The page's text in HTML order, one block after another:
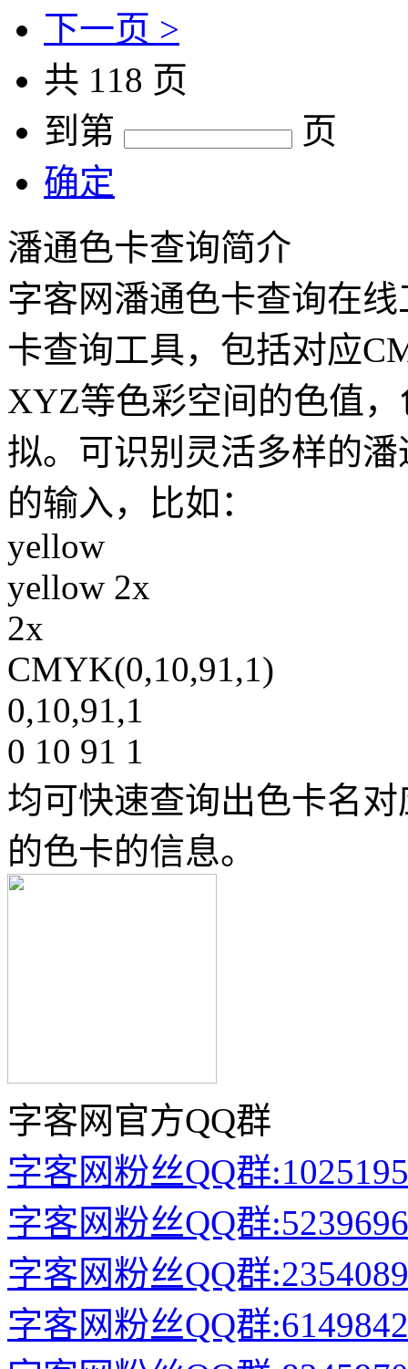
下一页 >
共 118 页
到第
页
确定
潘通色卡查询简介
字客网潘通色卡查询在
卡查询工具，包括对应
XYZ等色彩空间的色值
拟。可识别灵活多样的
的输入，比如：
yellow
yellow 2x
2x
CMYK(0,10,91,1)
0,10,91,1
0 10 91 1
均可快速查询出色卡名
的色卡的信息。
字客网官方QQ群
字客网粉丝QQ群
字客网粉丝QQ群
字客网粉丝QQ群
字客网粉丝QQ群